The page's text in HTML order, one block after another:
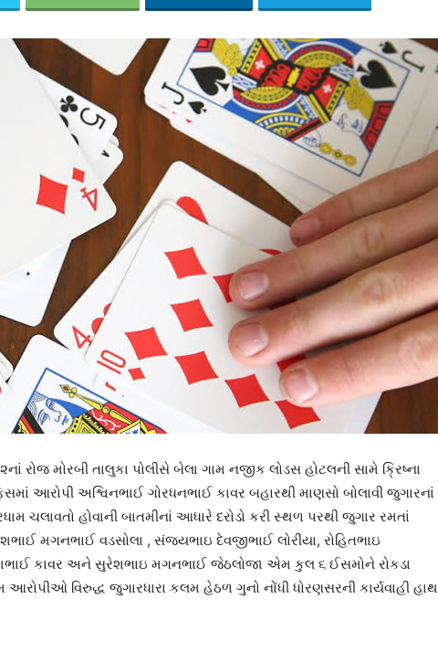
રોજ મોરબી તાલુકા પોલીસે બેલા ગામ નજીક લોડસ હોટલની સામે ક્રિષ્ના
આરોપી અશ્વિનભાઈ ગોરધનભાઈ કાવર બહારથી માણસો બોલાવી જુગારનાં
ચલાવતો હોવાની બાતમીનાં આધારે દરોડો કરી સ્થળ પરથી જુગાર રમતાં
મગનભાઈ વડસોલા , સંજયભાઇ દેવજીભાઈ લોરીયા, રોહિતભાઇ
કાવર અને સુરેશભાઇ મગનભાઈ જેઠલોજા એમ કુલ ૬ ઈસમોને રોકડા
વિરુદ્ધ જુગારધારા કલમ હેઠળ ગુનો નોંધી ધોરણસરની કાર્યવાહી હાથ